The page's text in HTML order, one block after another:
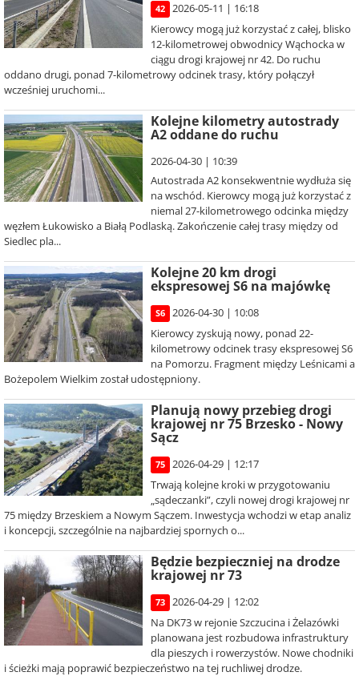
42
2026-05-11 | 16:18
Kierowcy mogą już korzystać z całej, blisko
12-kilometrowej obwodnicy Wąchocka w
ciągu drogi krajowej nr 42. Do ruchu
oddano drugi, ponad 7-kilometrowy odcinek trasy, który połączył
wcześniej uruchomi...
Kolejne kilometry autostrady
A2 oddane do ruchu
2026-04-30 | 10:39
Autostrada A2 konsekwentnie wydłuża się
na wschód. Kierowcy mogą już korzystać z
niemal 27-kilometrowego odcinka między
węzłem Łukowisko a Białą Podlaską. Zakończenie całej trasy między od
Siedlec pla...
Kolejne 20 km drogi
ekspresowej S6 na majówkę
S6
2026-04-30 | 10:08
Kierowcy zyskują nowy, ponad 22-
kilometrowy odcinek trasy ekspresowej S6
na Pomorzu. Fragment między Leśnicami a
Bożepolem Wielkim został udostępniony.
Planują nowy przebieg drogi
krajowej nr 75 Brzesko - Nowy
Sącz
75
2026-04-29 | 12:17
Trwają kolejne kroki w przygotowaniu
„sądeczanki”, czyli nowej drogi krajowej nr
75 między Brzeskiem a Nowym Sączem. Inwestycja wchodzi w etap analiz
i koncepcji, szczególnie na najbardziej spornych o...
Będzie bezpieczniej na drodze
krajowej nr 73
73
2026-04-29 | 12:02
Na DK73 w rejonie Szczucina i Żelazówki
planowana jest rozbudowa infrastruktury
dla pieszych i rowerzystów. Nowe chodniki
i ścieżki mają poprawić bezpieczeństwo na tej ruchliwej drodze.